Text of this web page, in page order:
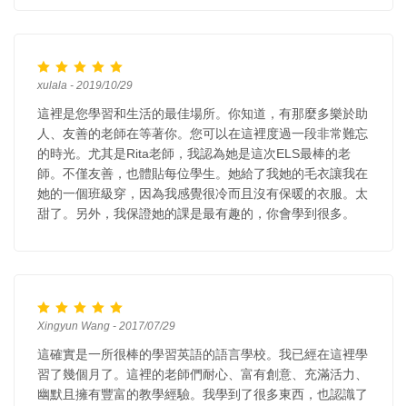
xulala - 2019/10/29
這裡是您學習和生活的最佳場所。你知道，有那麼多樂於助
人、友善的老師在等著你。您可以在這裡度過一段非常難忘
的時光。尤其是Rita老師，我認為她是這次ELS最棒的老
師。不僅友善，也體貼每位學生。她給了我她的毛衣讓我在
她的一個班級穿，因為我感覺很冷而且沒有保暖的衣服。太
甜了。另外，我保證她的課是最有趣的，你會學到很多。
Xingyun Wang - 2017/07/29
這確實是一所很棒的學習英語的語言學校。我已經在這裡學
習了幾個月了。這裡的老師們耐心、富有創意、充滿活力、
幽默且擁有豐富的教學經驗。我學到了很多東西，也認識了